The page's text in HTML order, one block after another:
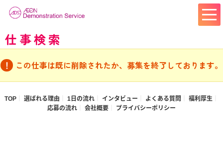
仕事検索
この仕事は既に削除されたか、募集を終了しております。
TOP 選ばれる理由 1日の流れ インタビュー よくある質問
福利厚生
応募の流れ
会社概要 プライバシーポリシー